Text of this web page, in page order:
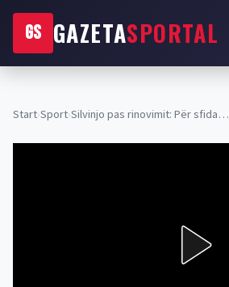
GS GAZETASPORTAL
Start›Sport›Silvinjo pas rinovimit: Për sfida…